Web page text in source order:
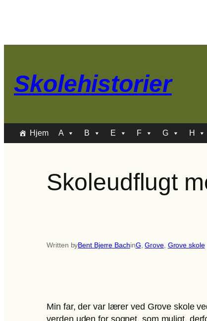
Skolehistorier
Hjem A B E F G H
Skoleudflugt
Written byBent Bjerre BachinG , Grove, Grove skole
Min far, der var lærer ved Grove skole
verden uden for sognet, som muligt,